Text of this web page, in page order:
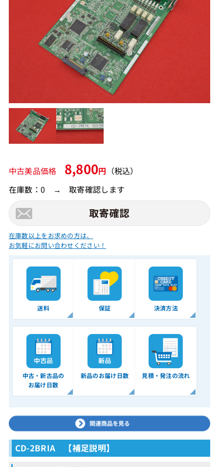
中古美品価格 8,800円 （税込）
在庫数：0 → 取寄確認します
在庫数以上をお求めの方は、
お気軽にお問い合わせください！
送料 保証 決済方法
中古・新古品の
お届け日数
新品のお届け日数 見積・発注の流れ
CD-2BRIA 【補足説明】